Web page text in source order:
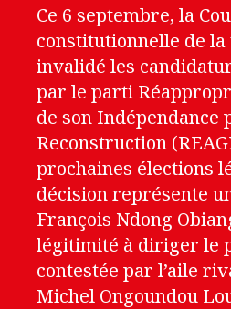
Ce 6 septembre, la
constitutionnelle de
invalidé les
par le parti
de son Indépendance
Reconstruction
prochaines élections
décision représente
François Ndong
légitimité à diriger le
contestée par l’aile
Michel Ongoundou